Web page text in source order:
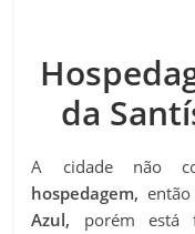
da
A cidade não
hospedagem,
Azul, porém está